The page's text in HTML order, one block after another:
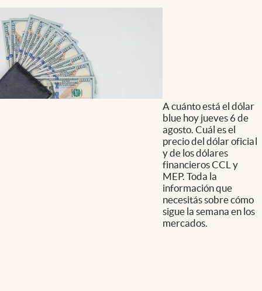
A cuánto está el dólar
blue hoy jueves 6 de
agosto. Cuál es el
precio del dólar oficial
y de los dólares
financieros CCL y
MEP. Toda la
información que
necesitás sobre cómo
sigue la semana en los
mercados.